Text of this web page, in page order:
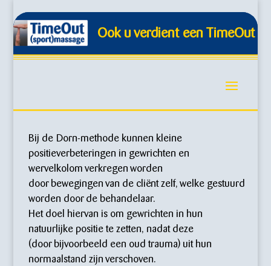
Ook u verdient een TimeOut !
Bij de Dorn-methode kunnen kleine
positieverbeteringen in gewrichten en
wervelkolom verkregen worden
door bewegingen van de cliënt zelf, welke gestuurd
worden door de behandelaar.
Het doel hiervan is om gewrichten in hun
natuurlijke positie te zetten, nadat deze
(door bijvoorbeeld een oud trauma) uit hun
normaalstand zijn verschoven.